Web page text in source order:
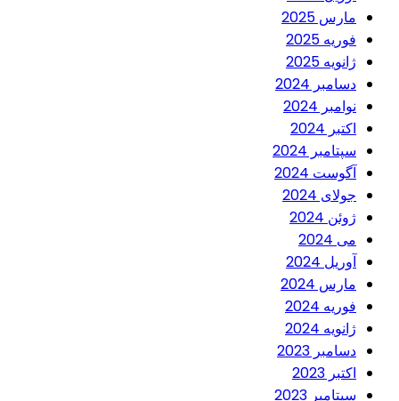
مارس 2025
فوریه 2025
ژانویه 2025
دسامبر 2024
نوامبر 2024
اکتبر 2024
سپتامبر 2024
آگوست 2024
جولای 2024
ژوئن 2024
می 2024
آوریل 2024
مارس 2024
فوریه 2024
ژانویه 2024
دسامبر 2023
اکتبر 2023
سپتامبر 2023